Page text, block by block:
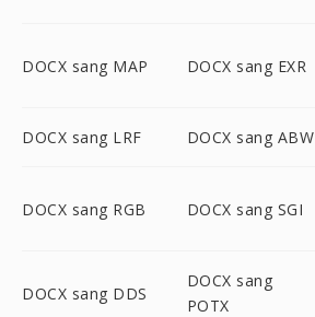
DOCX sang MAP DOCX sang EXR
DOCX sang LRF DOCX sang ABW
DOCX sang RGB DOCX sang SGI
DOCX sang DDS
DOCX sang
POTX